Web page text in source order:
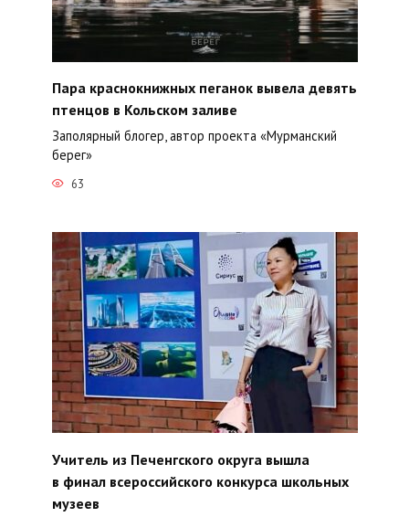
Пара краснокнижных пеганок вывела девять
птенцов в Кольском заливе
Заполярный блогер, автор проекта «Мурманский
берег»
63
Учитель из Печенгского округа вышла
в финал всероссийского конкурса школьных
музеев